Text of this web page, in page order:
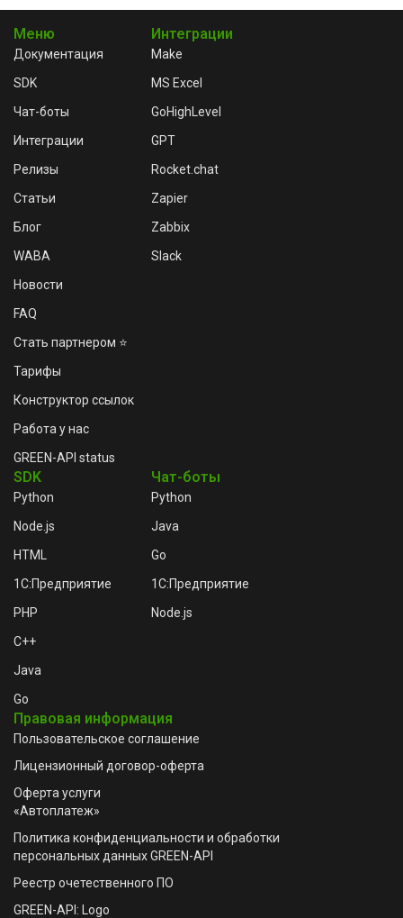
Меню
Документация
SDK
Чат-боты
Интеграции
Релизы
Статьи
Блог
WABA
Новости
FAQ
Стать партнером ⭐
Тарифы
Конструктор ссылок
Работа у нас
GREEN-API status
Интеграции
Make
MS Excel
GoHighLevel
GPT
Rocket.chat
Zapier
Zabbix
Slack
SDK
Python
Node.js
HTML
1C:Предприятие
PHP
C++
Java
Go
Чат-боты
Python
Java
Go
1C:Предприятие
Node.js
Правовая информация
Пользовательское соглашение
Лицензионный договор-оферта
Оферта услуги
«Автоплатеж»
Политика конфиденциальности и обработки
персональных данных GREEN-API
Реестр очетественного ПО
GREEN-API: Logo